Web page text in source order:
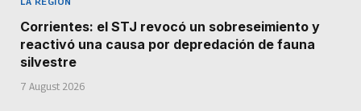
Corrientes: el STJ revocó un sobreseimiento y
reactivó una causa por depredación de fauna
silvestre
7 August 2026